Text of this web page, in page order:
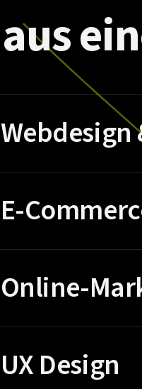
aus
E-
Online-
UX Design